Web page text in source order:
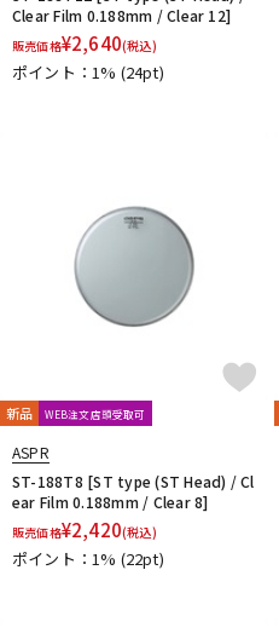
Clear Film 0.188mm / Clear 12]
販売価格¥2,640(税込)
ポイント：1% (24pt)
新品 WEB注文店頭受取可
ASPR
ST-188T8 [ST type (ST Head) / Cl
ear Film 0.188mm / Clear 8]
販売価格¥2,420(税込)
ポイント：1% (22pt)